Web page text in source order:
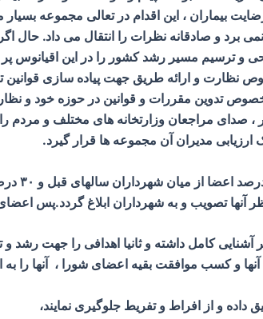
، این اقدام در تعالی مجموعه بسیار
برد و صادقانه نظرات را انتقال می داد. حال
و ترسیم مسیر رشد کشور را در این اقیانوس
کشور و ۳- شوراهای اسلامی در خصوص تدوین مقررات و قوانین
، صدای مراجعان وزارتخانه های مختلف و مردم
ارزیابی مدیران آن مجموعه ها قرار گیرد.
و اما
تصویب و به شهرداران ابلاغ گردد.پس
کامل داشته و ثانیا اهدافی را جهت رشد
و کسب موافقت بقیه اعضای شورا ، آنها را به